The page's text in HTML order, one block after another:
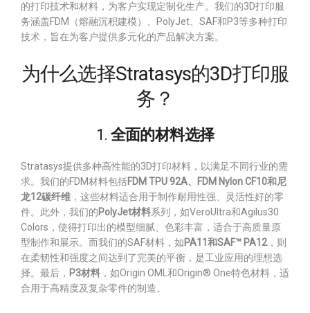
的打印技术和材料，为客户实现定制化生产。我们的3D打印服
务涵盖FDM（熔融沉积建模）、PolyJet、SAF和P3等多种打印
技术，旨在为客户提供多元化的产品解决方案。
为什么选择Stratasys的3D打印服
务？
1. 全面的材料选择
Stratasys提供多种高性能的3D打印材料，以满足不同行业的需
求。我们的FDM材料包括FDM TPU 92A、FDM Nylon CF10和尼
龙12碳纤维 ，这些材料适合用于制作耐用性强、灵活性好的零
件。此外，我们的PolyJet材料系列，如VeroUltra和Agilus30
Colors，使得打印出的模型细腻、色彩丰富，适合于高质量原
型制作和展示。而我们的SAF材料，如PA11和SAF™ PA12，则
在柔韧性和强度之间达到了完美的平衡，是工业应用的理想选
择。最后， P3材料 ，如Origin OML和Origin® One特色材料，适
合用于高精度及复杂零件的制造。